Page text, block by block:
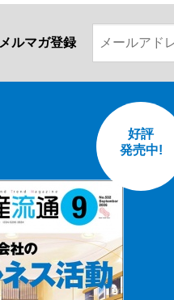
メルマガ登録
好評
発売中!